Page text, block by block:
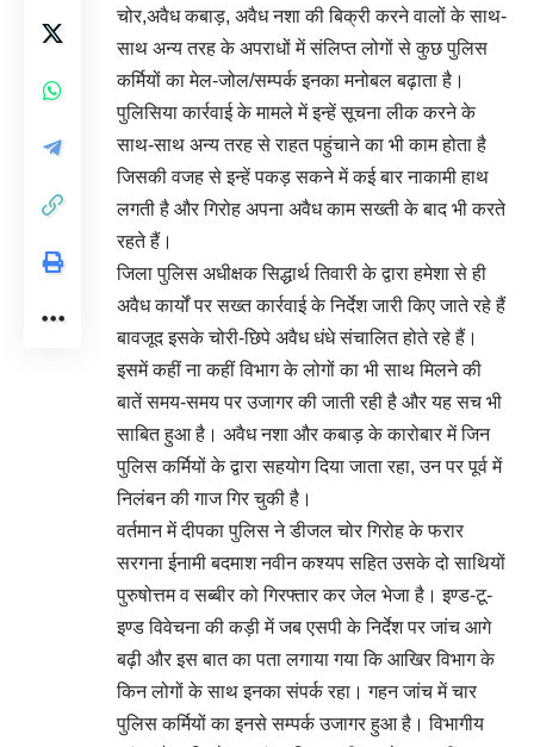
चोर,अवैध कबाड़, अवैध नशा की बिक्री करने वालों के साथ-
साथ अन्य तरह के अपराधों में संलिप्त लोगों से कुछ पुलिस
कर्मियों का मेल-जोल/सम्पर्क इनका मनोबल बढ़ाता है।
पुलिसिया कार्रवाई के मामले में इन्हें सूचना लीक करने के
साथ-साथ अन्य तरह से राहत पहुंचाने का भी काम होता है
जिसकी वजह से इन्हें पकड़ सकने में कई बार नाकामी हाथ
लगती है और गिरोह अपना अवैध काम सख्ती के बाद भी करते
रहते हैं।
जिला पुलिस अधीक्षक सिद्धार्थ तिवारी के द्वारा हमेशा से ही
अवैध कार्यों पर सख्त कार्रवाई के निर्देश जारी किए जाते रहे हैं
बावजूद इसके चोरी-छिपे अवैध धंधे संचालित होते रहे हैं।
इसमें कहीं ना कहीं विभाग के लोगों का भी साथ मिलने की
बातें समय-समय पर उजागर की जाती रही है और यह सच भी
साबित हुआ है। अवैध नशा और कबाड़ के कारोबार में जिन
पुलिस कर्मियों के द्वारा सहयोग दिया जाता रहा, उन पर पूर्व में
निलंबन की गाज गिर चुकी है।
वर्तमान में दीपका पुलिस ने डीजल चोर गिरोह के फरार
सरगना ईनामी बदमाश नवीन कश्यप सहित उसके दो साथियों
पुरुषोत्तम व सब्बीर को गिरफ्तार कर जेल भेजा है। इण्ड-टू-
इण्ड विवेचना की कड़ी में जब एसपी के निर्देश पर जांच आगे
बढ़ी और इस बात का पता लगाया गया कि आखिर विभाग के
किन लोगों के साथ इनका संपर्क रहा। गहन जांच में चार
पुलिस कर्मियों का इनसे सम्पर्क उजागर हुआ है। विभागीय